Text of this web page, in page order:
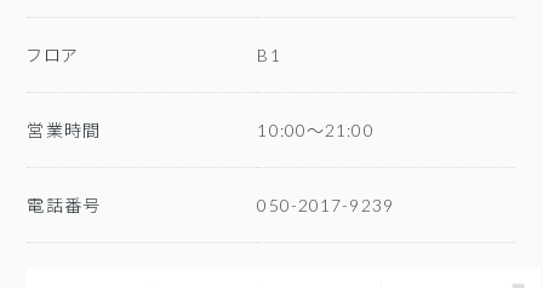
フロア B1
営業時間 10:00～21:00
電話番号 050-2017-9239